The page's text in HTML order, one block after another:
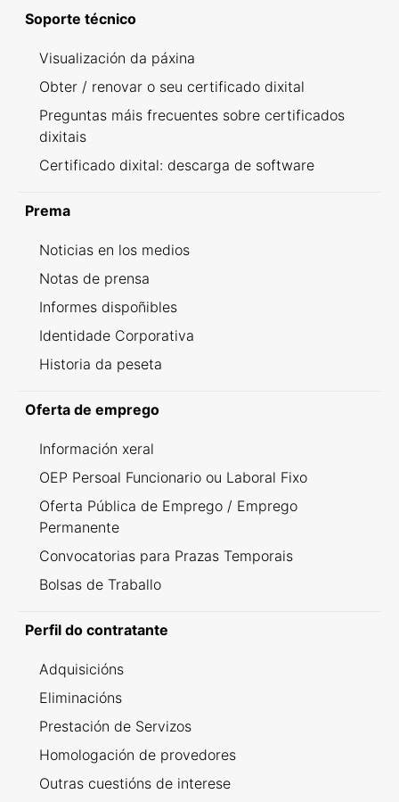
Soporte técnico
Visualización da páxina
Obter / renovar o seu certificado dixital
Preguntas máis frecuentes sobre certificados
dixitais
Certificado dixital: descarga de software
Prema
Noticias en los medios
Notas de prensa
Informes dispoñibles
Identidade Corporativa
Historia da peseta
Oferta de emprego
Información xeral
OEP Persoal Funcionario ou Laboral Fixo
Oferta Pública de Emprego / Emprego
Permanente
Convocatorias para Prazas Temporais
Bolsas de Traballo
Perfil do contratante
Adquisicións
Eliminacións
Prestación de Servizos
Homologación de provedores
Outras cuestións de interese